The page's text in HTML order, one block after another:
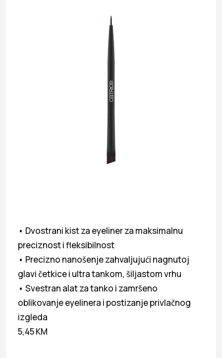
• Dvostrani kist za eyeliner za maksimalnu
preciznost i fleksibilnost
• Precizno nanošenje zahvaljujući nagnutoj
glavi četkice i ultra tankom, šiljastom vrhu
• Svestran alat za tanko i zamršeno
oblikovanje eyelinera i postizanje privlačnog
izgleda
5,45 KM